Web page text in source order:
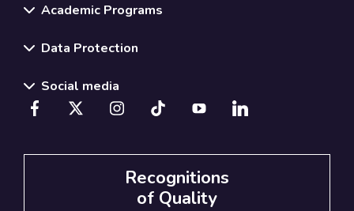
Academic Programs
Data Protection
Social media
Recognitions
of Quality